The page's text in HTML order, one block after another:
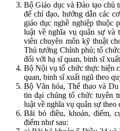
Bộ Giáo dục và Đào tạo chủ
để chỉ đạo, hướng dẫn các
giáo dục nghề nghiệp thuộc
luật về nghĩa vụ quân sự và
viên chuyên môn kỹ thuật
Thủ tướng Chính phủ; tổ
đối với hạ sĩ quan, binh sĩ
Bộ Nội vụ tổ chức thực hiện
quan, binh sĩ xuất ngũ theo
Bộ Văn hóa, Thể thao và
tin đại chúng tổ chức tuyên
luật về nghĩa vụ quân sự theo
Bãi bỏ điều, khoản, điểm,
điểm như sau: